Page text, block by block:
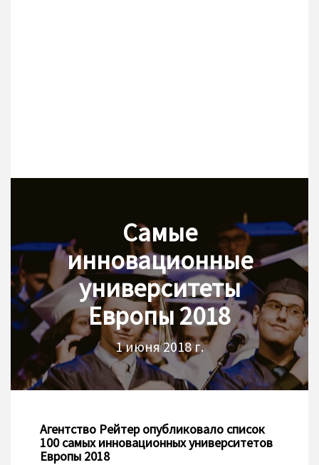
Самые
инновационные
университеты
Европы 2018
1 июня 2018 г.
Агентство Рейтер опубликовало список
100 самых инновационных университетов
Европы 2018